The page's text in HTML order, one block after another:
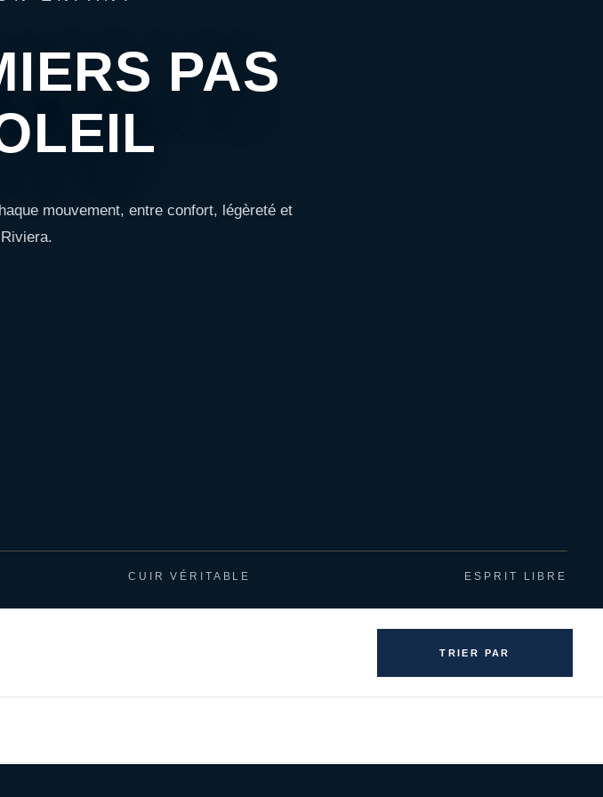
PAS
mouvement, entre confort, légèreté et
CUIR VÉRITABLE ESPRIT LIBRE
TRIER PAR